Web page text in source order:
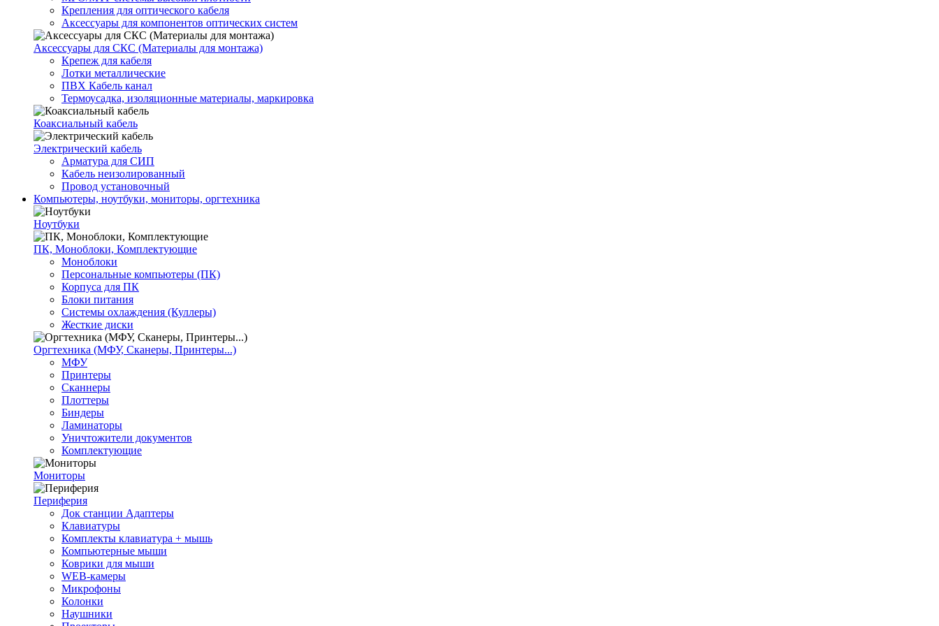
Крепления для оптического кабеля
Аксессуары для компонентов оптических систем
Аксессуары для СКС (Материалы для монтажа)
Крепеж для кабеля
Лотки металлические
ПВХ Кабель канал
Термоусадка, изоляционные материалы, маркировка
Коаксиальный кабель
Электрический кабель
Арматура для СИП
Кабель неизолированный
Провод установочный
Компьютеры, ноутбуки, мониторы, оргтехника
Ноутбуки
ПК, Моноблоки, Комплектующие
Моноблоки
Персональные компьютеры (ПК)
Корпуса для ПК
Блоки питания
Системы охлаждения (Куллеры)
Жесткие диски
Оргтехника (МФУ, Сканеры, Принтеры...)
МФУ
Принтеры
Сканнеры
Плоттеры
Биндеры
Ламинаторы
Уничтожители документов
Комплектующие
Мониторы
Периферия
Док станции Адаптеры
Клавиатуры
Комплекты клавиатура + мышь
Компьютерные мыши
Коврики для мыши
WEB-камеры
Микрофоны
Колонки
Наушники